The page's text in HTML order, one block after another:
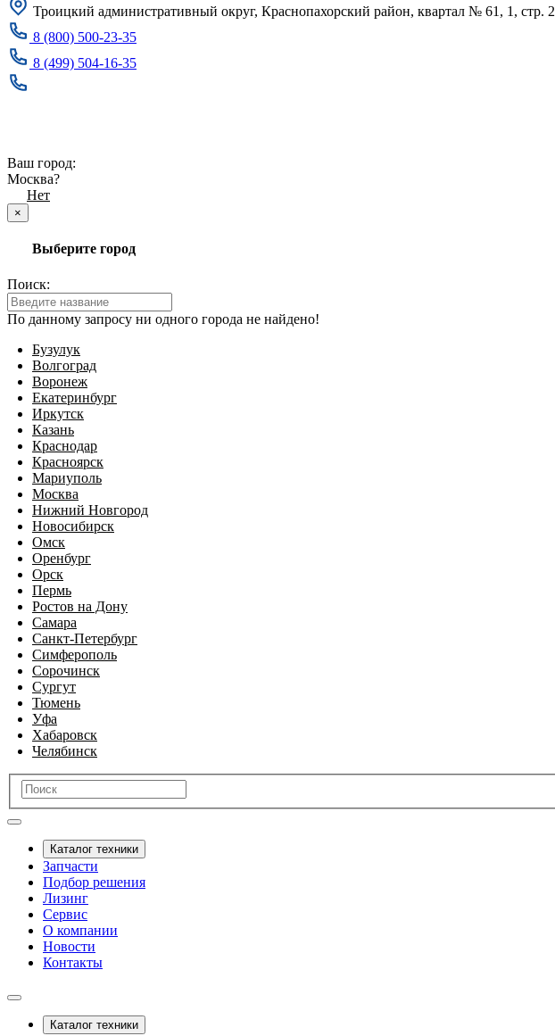
Троицкий административный округ, Краснопахорский район, квартал № 61, 1, стр. 2
8 (800) 500-23-35
8 (499) 504-16-35
Ваш город:
Москва?
Нет
×
Выберите город
Поиск:
По данному запросу ни одного города не найдено!
Бузулук
Волгоград
Воронеж
Екатеринбург
Иркутск
Казань
Краснодар
Красноярск
Мариуполь
Москва
Нижний Новгород
Новосибирск
Омск
Оренбург
Орск
Пермь
Ростов на Дону
Самара
Санкт-Петербург
Симферополь
Сорочинск
Сургут
Тюмень
Уфа
Хабаровск
Челябинск
Каталог техники
Запчасти
Подбор решения
Лизинг
Сервис
О компании
Новости
Контакты
Каталог техники